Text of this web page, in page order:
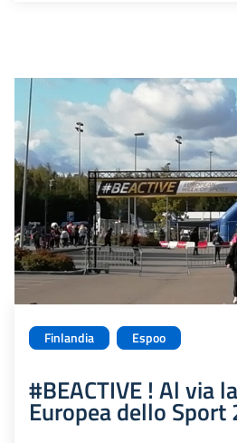
Finlandia Espoo
#BEACTIVE ! Al via
Europea dello Sport